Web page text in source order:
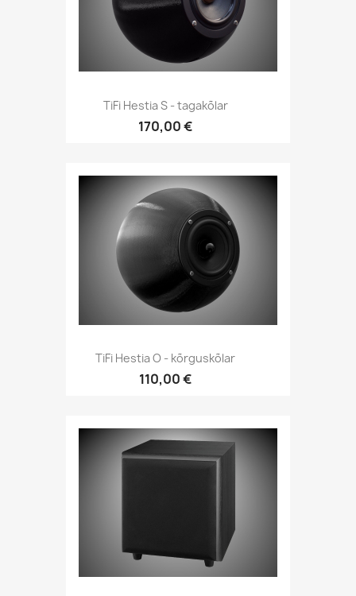
Kiirvaade
TiFi Hestia S - tagakõlar
170,00 €
Kiirvaade
TiFi Hestia O - kõrguskõlar
110,00 €